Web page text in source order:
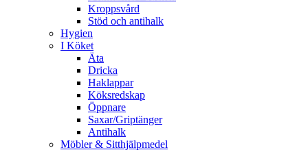
Kroppsvård
Stöd och antihalk
Hygien
I Köket
Äta
Dricka
Haklappar
Köksredskap
Öppnare
Saxar/Griptänger
Antihalk
Möbler & Sitthjälpmedel